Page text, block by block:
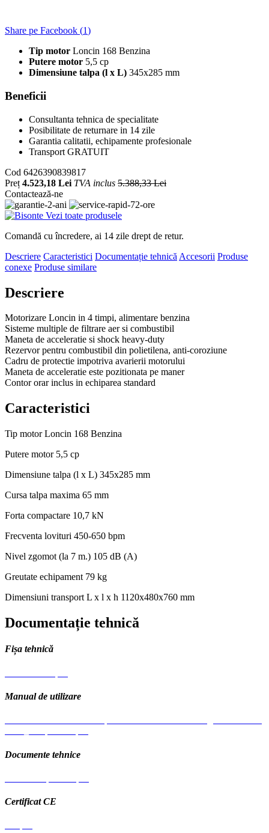
Share pe Facebook (1)
Tip motor Loncin 168 Benzina
Putere motor 5,5 cp
Dimensiune talpa (l x L) 345x285 mm
Beneficii
Consultanta tehnica de specialitate
Posibilitate de returnare in 14 zile
Garantia calitatii, echipamente profesionale
Transport GRATUIT
Cod 6426390839817
Preț 4.523,18 Lei TVA inclus 5.388,33 Lei
Contactează-ne
Vezi toate produsele
Comandă cu încredere, ai 14 zile drept de retur.
Descriere Caracteristici Documentație tehnică Accesorii Produse
conexe Produse similare
Descriere
Motorizare Loncin in 4 timpi, alimentare benzina
Sisteme multiple de filtrare aer si combustibil
Maneta de acceleratie si shock heavy-duty
Rezervor pentru combustibil din polietilena, anti-coroziune
Cadru de protectie impotriva avarierii motorului
Maneta de acceleratie este pozitionata pe maner
Contor orar inclus in echiparea standard
Caracteristici
Tip motorLoncin 168 Benzina
Putere motor 5,5 cp
Dimensiune talpa (l x L) 345x285 mm
Cursa talpa maxima 65 mm
Forta compactare 10,7 kN
Frecventa lovituri 450-650 bpm
Nivel zgomot (la 7 m.) 105 dB (A)
Greutate echipament 79 kg
Dimensiuni transport L x l x h 1120x480x760 mm
Documentație tehnică
Fișa tehnică
Manual de utilizare
Documente tehnice
Certificat CE